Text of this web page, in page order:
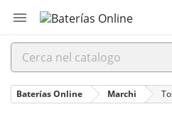

Baterías Online Marchi